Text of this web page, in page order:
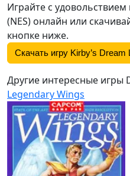
Играйте с
(NES) онлайн или
кнопке ниже.
Скачать игру Kirby’s
Другие интересные игры
Legendary Wings